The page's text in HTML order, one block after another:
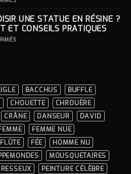
UNE
STATUE
À
UNE STATUE EN RÉSINE ?
ET CONSEILS PRATIQUES
?
GUIDE
COMPLET
ET
CONSEILS
PRATIQUES
BACCHUS
BUFFLE
CHOUETTE
CHROUÈRE
CRÂNE DANSEUR
DAVID
FEMME NUE
FLÛTE FÉE
HOMME NU
MOUSQUETAIRES
PEINTURE CÉLÈBRE